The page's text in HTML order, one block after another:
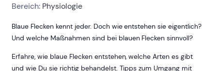
Bereich: Physiologie
Blaue Flecken kennt jeder. Doch wie entstehen sie eigentlich?
Und welche Maßnahmen sind bei blauen Flecken sinnvoll?
Erfahre, wie blaue Flecken entstehen, welche Arten es gibt
und wie Du sie richtig behandelst. Tipps zum Umgang mit